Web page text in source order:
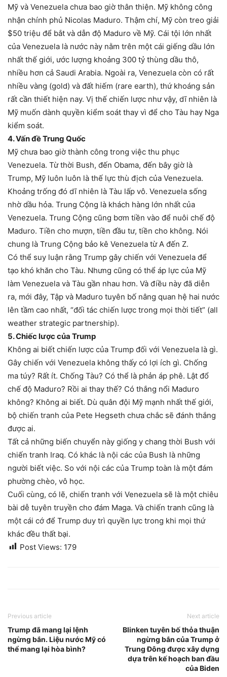
Mỹ và Venezuela chưa bao giờ thân thiện. Mỹ không công
nhận chính phủ Nicolas Maduro. Thậm chí, Mỹ còn treo giải
$50 triệu để bắt và dẫn độ Maduro về Mỹ. Cái tội lớn nhất
của Venezuela là nước này nằm trên một cái giếng dầu lớn
nhất thế giới, ước lượng khoảng 300 tỷ thùng dầu thô,
nhiều hơn cả Saudi Arabia. Ngoài ra, Venezuela còn có rất
nhiều vàng (gold) và đất hiếm (rare earth), thứ khoáng sản
rất cần thiết hiện nay. Vị thế chiến lược như vậy, dĩ nhiên là
Mỹ muốn dành quyền kiểm soát thay vì để cho Tàu hay Nga
kiểm soát.
4. Vấn đề Trung Quốc
Mỹ chưa bao giờ thành công trong việc thu phục
Venezuela. Từ thời Bush, đến Obama, đến bây giờ là
Trump, Mỹ luôn luôn là thế lực thù địch của Venezuela.
Khoảng trống đó dĩ nhiên là Tàu lấp vô. Venezuela sống
nhờ dầu hỏa. Trung Cộng là khách hàng lớn nhất của
Venezuela. Trung Cộng cũng bơm tiền vào để nuôi chế độ
Maduro. Tiền cho mượn, tiền đầu tư, tiền cho không. Nói
chung là Trung Cộng bảo kê Venezuela từ A đến Z.
Có thể suy luận rằng Trump gây chiến với Venezuela để
tạo khó khăn cho Tàu. Nhưng cũng có thể áp lực của Mỹ
làm Venezuela và Tàu gần nhau hơn. Và điều này đã diễn
ra, mới đây, Tập và Maduro tuyên bố nâng quan hệ hai nước
lên tầm cao nhất, “đối tác chiến lược trong mọi thời tiết” (all
weather strategic partnership).
5. Chiếc lược của Trump
Không ai biết chiến lược của Trump đối với Venezuela là gì.
Gây chiến với Venezuela không thấy có lợi ích gì. Chống
ma túy? Rất ít. Chống Tàu? Có thể là phản áp phê. Lật đổ
chế độ Maduro? Rồi ai thay thế? Có thắng nổi Maduro
không? Không ai biết. Dù quân đội Mỹ mạnh nhất thế giới,
bộ chiến tranh của Pete Hegseth chưa chắc sẽ đánh thắng
được ai.
Tất cả những biến chuyển này giống y chang thời Bush với
chiến tranh Iraq. Có khác là nội các của Bush là những
người biết việc. So với nội các của Trump toàn là một đám
phường chèo, vô học.
Cuối cùng, có lẽ, chiến tranh với Venezuela sẽ là một chiêu
bài dễ tuyên truyền cho đám Maga. Và chiến tranh cũng là
một cái cớ để Trump duy trì quyền lực trong khi mọi thứ
khác đều thất bại.
Post Views: 179
Previous article
Trump đã mang lại lệnh
ngừng bắn. Liệu nước Mỹ có
thể mang lại hòa bình?
Next article
Blinken tuyên bố thỏa thuận
ngừng bắn của Trump ở
Trung Đông được xây dựng
dựa trên kế hoạch ban đầu
của Biden